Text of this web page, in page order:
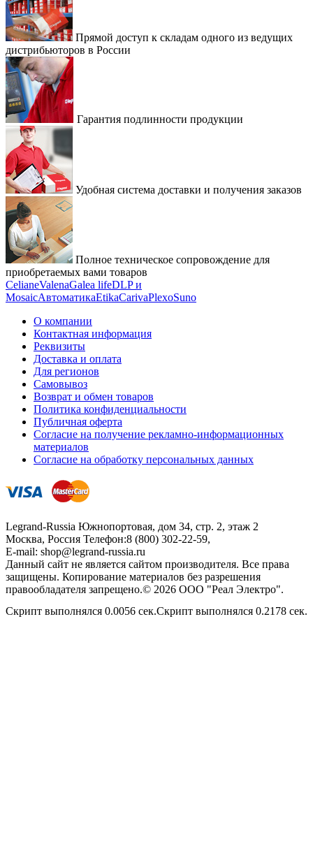
Прямой доступ к складам одного из ведущих
дистрибьюторов в России
Гарантия подлинности продукции
Удобная система доставки и получения заказов
Полное техническое сопровождение для
приобретаемых вами товаров
CelianeValenaGalea lifeDLP и
MosaicАвтоматикаEtikaCarivaPlexoSuno
О компании
Контактная информация
Реквизиты
Доставка и оплата
Для регионов
Самовывоз
Возврат и обмен товаров
Политика конфиденциальности
Публичная оферта
Согласие на получение рекламно-информационных
материалов
Согласие на обработку персональных данных
Legrand-Russia Южнопортовая, дом 34, стр. 2, этаж 2
Москва, Россия Телефон:8 (800) 302-22-59,
E-mail: shop@legrand-russia.ru
Данный сайт не является сайтом производителя. Все права
защищены. Копирование материалов без разрешения
правообладателя запрещено.© 2026 ООО "Реал Электро".
Скрипт выполнялся 0.0056 сек.Скрипт выполнялся 0.2178 сек.